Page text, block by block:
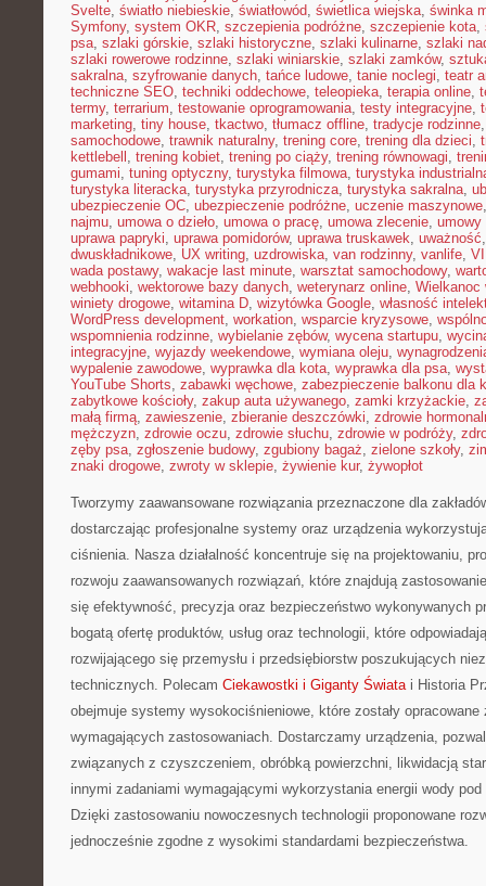
Svelte, światło niebieskie, światłowód, świetlica wiejska, świnka
Symfony, system OKR, szczepienia podróżne, szczepienie kota,
psa, szlaki górskie, szlaki historyczne, szlaki kulinarne, szlaki
szlaki rowerowe rodzinne, szlaki winiarskie, szlaki zamków,
sakralna, szyfrowanie danych, tańce ludowe, tanie noclegi, teatr
techniczne SEO, techniki oddechowe, teleopieka, terapia online,
termy, terrarium, testowanie oprogramowania, testy integracyjne,
marketing, tiny house, tkactwo, tłumacz offline, tradycje rodzinne
samochodowe, trawnik naturalny, trening core, trening dla dzieci,
kettlebell , trening kobiet, trening po ciąży, trening równowagi,
gumami, tuning optyczny, turystyka filmowa, turystyka
turystyka literacka, turystyka przyrodnicza, turystyka sakralna,
ubezpieczenie OC, ubezpieczenie podróżne, uczenie maszynowe
najmu, umowa o dzieło, umowa o pracę, umowa zlecenie, umowy
uprawa papryki, uprawa pomidorów, uprawa truskawek, uważność
dwuskładnikowe, UX writing, uzdrowiska, van rodzinny, vanlife,
wada postawy, wakacje last minute, warsztat samochodowy,
webhooki, wektorowe bazy danych, weterynarz online, Wielkanoc
winiety drogowe, witamina D, wizytówka Google, własność
WordPress development, workation, wsparcie kryzysowe,
wspomnienia rodzinne, wybielanie zębów, wycena startupu,
integracyjne, wyjazdy weekendowe, wymiana oleju,
wypalenie zawodowe, wyprawka dla kota, wyprawka dla psa,
YouTube Shorts, zabawki węchowe, zabezpieczenie balkonu dla
zabytkowe kościoły, zakup auta używanego, zamki krzyżackie,
małą firmą, zawieszenie, zbieranie deszczówki, zdrowie
mężczyzn, zdrowie oczu, zdrowie słuchu, zdrowie w podróży,
zęby psa, zgłoszenie budowy, zgubiony bagaż, zielone szkoły,
znaki drogowe, zwroty w sklepie, żywienie kur, żywopłot
Tworzymy zaawansowane rozwiązania przeznaczone dla
dostarczając profesjonalne systemy oraz urządzenia
ciśnienia. Nasza działalność koncentruje się na projektowaniu,
rozwoju zaawansowanych rozwiązań, które znajdują
się efektywność, precyzja oraz bezpieczeństwo wykonywanych
bogatą ofertę produktów, usług oraz technologii, które
rozwijającego się przemysłu i przedsiębiorstw poszukujących
technicznych. Polecam Ciekawostki i Giganty Światai Historia
obejmuje systemy wysokociśnieniowe, które zostały
wymagających zastosowaniach. Dostarczamy urządzenia,
związanych z czyszczeniem, obróbką powierzchni, likwidacją
innymi zadaniami wymagającymi wykorzystania energii wody
Dzięki zastosowaniu nowoczesnych technologii proponowane
jednocześnie zgodne z wysokimi standardami bezpieczeństwa.